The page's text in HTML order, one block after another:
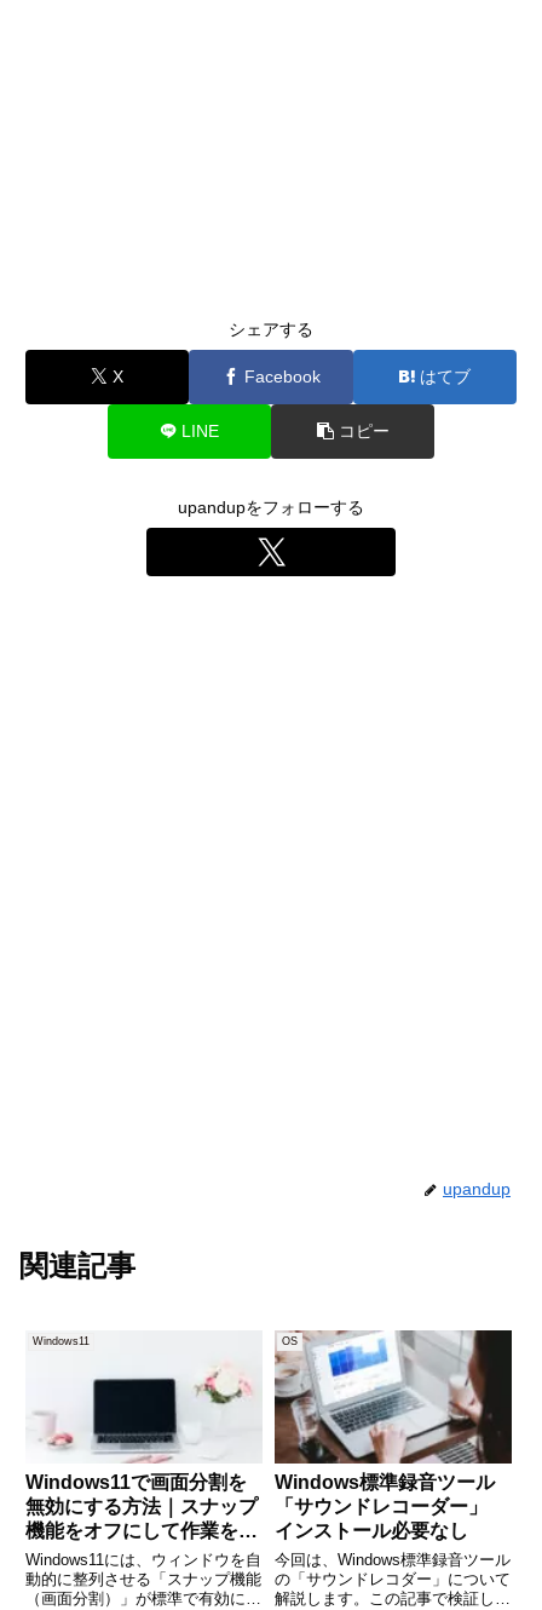
シェアする
X Facebook はてブ
LINE コピー
upandupをフォローする
upandup
関連記事
Windows11
Windows11で画面分割を
無効にする方法｜スナップ
機能をオフにして作業を快
適に
Windows11には、ウィンドウを自
動的に整列させる「スナップ機能
（画面分割）」が標準で有効にな
OS
Windows標準録音ツール
「サウンドレコーダー」
インストール必要なし
今回は、Windows標準録音ツール
の「サウンドレコダー」について
解説します。この記事で検証した